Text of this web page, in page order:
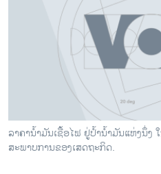
ລາຄານ້ຳມັນເຊື້ອໄຟ ຢູ່ປ້ຳນ້ຳມັນແຫ່ງນຶ່ງ
ສະພາບການຂອງເສດຖະກິດ.